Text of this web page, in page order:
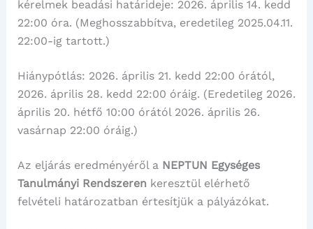
kérelmek beadási határideje: 2026. április 14. kedd
22:00 óra. (Meghosszabbítva, eredetileg 2025.04.11.
22:00-ig tartott.)
Hiánypótlás: 2026. április 21. kedd 22:00 órától,
2026. április 28. kedd 22:00 óráig. (Eredetileg 2026.
április 20. hétfő 10:00 órától 2026. április 26.
vasárnap 22:00 óráig.)
Az eljárás eredményéről a NEPTUN Egységes
Tanulmányi Rendszeren keresztül elérhető
felvételi határozatban értesítjük a pályázókat.